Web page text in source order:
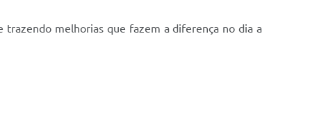
trazendo melhorias que fazem a diferença no dia a